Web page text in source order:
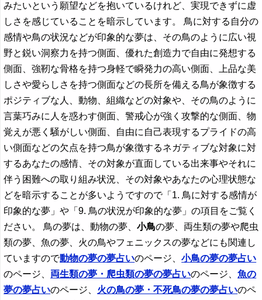
みたいという願望などを抱いているけれど、実現できずに虚
しさを感じていることを暗示しています。 鳥に対する自分の
感情や鳥の状況などが印象的な夢は、その鳥のように広い視
野と鋭い洞察力を持つ側面、優れた創造力で自由に発想する
側面、強靭な骨格を持つ身軽で瞬発力の高い側面、上品な美
しさや愛らしさを持つ側面などの長所を備える鳥が象徴する
ポジティブな人、動物、組織などの対象や、その鳥のように
言葉巧みに人を惑わす側面、警戒心が強く攻撃的な側面、物
覚えが悪く騒がしい側面、自由に自己表現するプライドの高
い側面などの欠点を持つ鳥が象徴するネガティブな対象に対
するあなたの感情、その対象が直面している出来事やそれに
伴う困難への取り組み状況、その対象やあなたの心理状態な
どを暗示することが多いようですので「1. 鳥に対する感情が
印象的な夢」や「9. 鳥の状況が印象的な夢」の項目をご覧く
ださい。 鳥の夢は、動物の夢、小鳥の夢、両生類の夢や爬虫
類の夢、魚の夢、火の鳥やフェニックスの夢などにも関連し
ていますので動物の夢の夢占いのページ、小鳥の夢の夢占い
のページ、 両生類の夢・爬虫類の夢の夢占いのページ、魚の
夢の夢占いのページ、 火の鳥の夢・不死鳥の夢の夢占いのペ